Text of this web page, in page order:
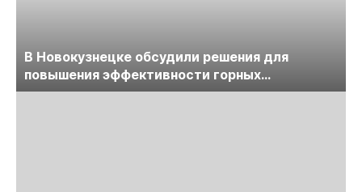
В Новокузнецке обсудили решения для
повышения эффективности горных
предприятий